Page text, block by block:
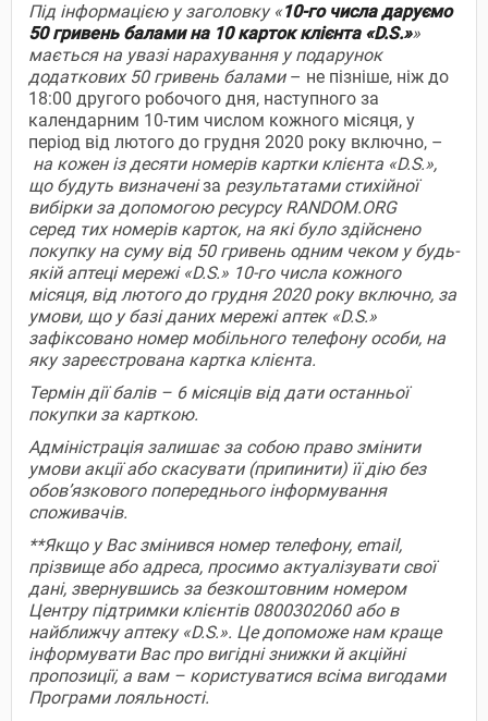
Під інформацією у заголовку «10-го числа даруємо
50 гривень балами на 10 карток клієнта «D.S.»»
мається на увазі нарахування у подарунок
додаткових 50 гривень балами – не пізніше, ніж до
18:00 другого робочого дня, наступного за
календарним 10-тим числом кожного місяця, у
період від лютого до грудня 2020 року включно, –
на кожен із десяти номерів картки клієнта «D.S.»,
що будуть визначеніза результатами стихійної
вибірки за допомогою ресурсу RANDOM.ORG
серед тих номерів карток, на які було здійснено
покупку на суму від 50 гривень одним чеком у будь-
якій аптеці мережі «D.S.» 10-го числа кожного
місяця, від лютого до грудня 2020 року включно, за
умови, що у базі даних мережі аптек «D.S.»
зафіксовано номер мобільного телефону особи, на
яку зареєстрована картка клієнта.
Термін дії балів – 6 місяців від дати останньої
покупки за карткою.
Адміністрація залишає за собою право змінити
умови акції або скасувати (припинити) її дію без
обов’язкового попереднього інформування
споживачів.
**Якщо у Вас змінився номер телефону, email,
прізвище або адреса, просимо актуалізувати свої
дані, звернувшись за безкоштовним номером
Центру підтримки клієнтів 0800302060 або в
найближчу аптеку «D.S.». Це допоможе нам краще
інформувати Вас про вигідні знижки й акційні
пропозиції, а вам – користуватися всіма вигодами
Програми лояльності.